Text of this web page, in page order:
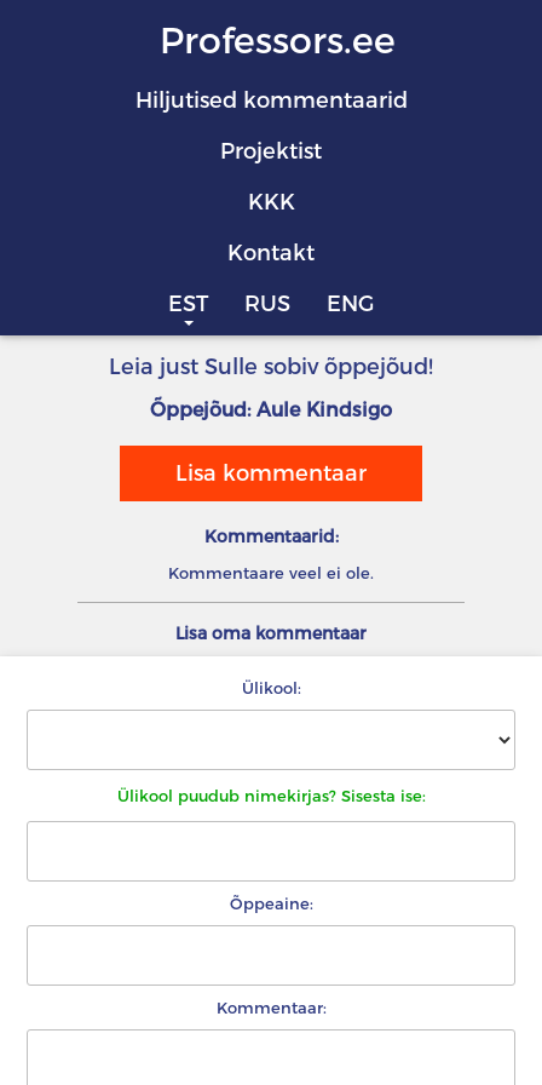
Professors.ee
Hiljutised kommentaarid
Projektist
KKK
Kontakt
EST
RUS ENG
Leia just Sulle sobiv õppejõud!
Õppejõud: Aule Kindsigo
Lisa kommentaar
Kommentaarid:
Kommentaare veel ei ole.
Lisa oma kommentaar
Ülikool:
Ülikool puudub nimekirjas? Sisesta ise:
Õppeaine:
Kommentaar: